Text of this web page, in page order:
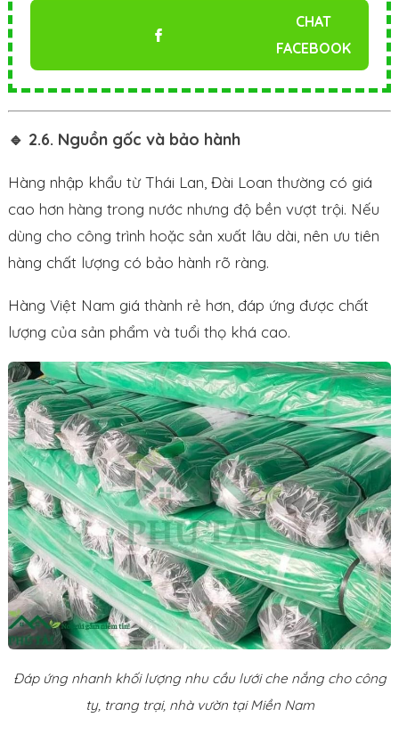
CHAT
FACEBOOK
🔹 2.6. Nguồn gốc và bảo hành
Hàng nhập khẩu từ Thái Lan, Đài Loan thường có giá
cao hơn hàng trong nước nhưng độ bền vượt trội. Nếu
dùng cho công trình hoặc sản xuất lâu dài, nên ưu tiên
hàng chất lượng có bảo hành rõ ràng.
Hàng Việt Nam giá thành rẻ hơn, đáp ứng được chất
lượng của sản phẩm và tuổi thọ khá cao.
Đáp ứng nhanh khối lượng nhu cầu lưới che nắng cho công
ty, trang trại, nhà vườn tại Miền Nam